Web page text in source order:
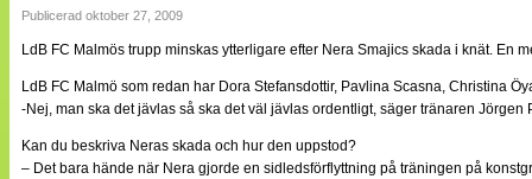
Bildreportage
Bloggar
Lagen
Webb-TV
Medlemsbilder
Till klubbkassan
Publicerad oktober 27, 2009
LdB FC Malmös trupp minskas ytterligare efter Nera Smajics skada i knät. En
LdB FC Malmö som redan har Dora Stefansdottir, Pavlina Scasna, Christina
-Nej, man ska det jävlas så ska det väl jävlas ordentligt, säger tränaren Jörgen
Kan du beskriva Neras skada och hur den uppstod?
– Det bara hände när Nera gjorde en sidledsförflyttning på träningen på